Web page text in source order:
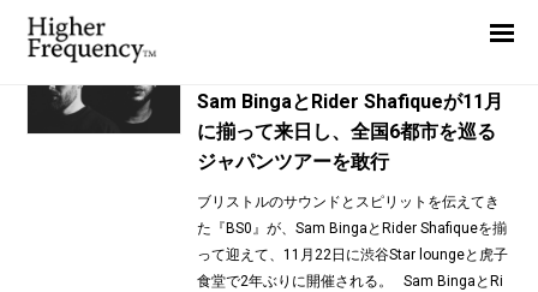
TAG: スターラウンジ
Sam BingaとRider Shafiqueが11月
に揃って来日し、全国6都市を巡る
ジャパンツアーを敢行
ブリストルのサウンドとスピリットを伝えてき
た『BS0』が、Sam BingaとRider Shafiqueを揃
って迎えて、11月22日に渋谷Star loungeと虎子
食堂で2年ぶりに開催される。 Sam BingaとRi
News
Interview
Report